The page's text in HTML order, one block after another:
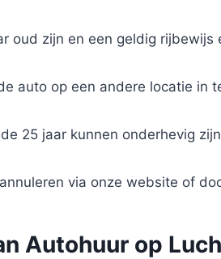
oud zijn en een geldig
auto op een andere locatie in
25 jaar kunnen onderhevig
via onze website of
Autohuur op